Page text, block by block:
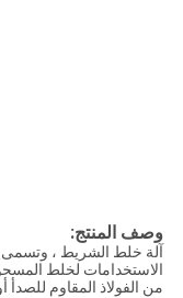
وصف المنتج:
آلة خلط الشريط ، وتسمى
الاستخدامات لخلط
من الفولاذ المقاوم للصدأ